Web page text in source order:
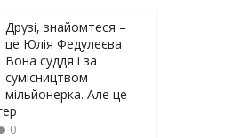
Друзі, знайомтеся –
це Юлія Федулеєва.
Вона суддя і за
сумісництвом
мільйонерка. Але це
0